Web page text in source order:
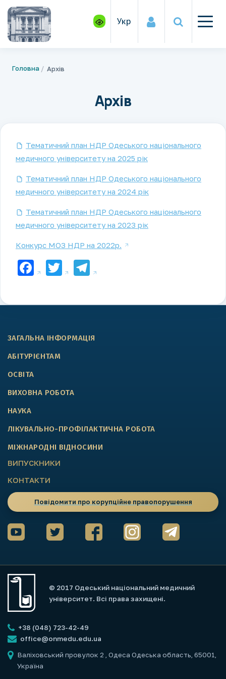
Укр
Головна Архів
Архів
Тематичний план НДР Одеського національного
медичного університету на 2025 рік
Тематичний план НДР Одеського національного
медичного університету на 2024 рік
Тематичний план НДР Одеського національного
медичного університету на 2023 рік
Конкурс МОЗ НДР на 2022р.
Facebook
TwitterTelegram
ЗАГАЛЬНА ІНФОРМАЦІЯ
АБІТУРІЄНТАМ
ОСВІТА
ВИХОВНА РОБОТА
НАУКА
ЛІКУВАЛЬНО-ПРОФІЛАКТИЧНА РОБОТА
МІЖНАРОДНІ ВІДНОСИНИ
ВИПУСКНИКИ
КОНТАКТИ
Повідомити про корупційне правопорушення
© 2017 Одеський національний медичний
університет. Всі права захищені.
+38 (048) 723-42-49
office@onmedu.edu.ua
Валіховський провулок 2
, Одеса Одеська область, 65001,
Україна